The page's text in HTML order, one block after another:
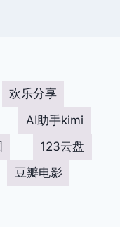
欢乐分享
AI助手kimi
123云盘
豆瓣电影